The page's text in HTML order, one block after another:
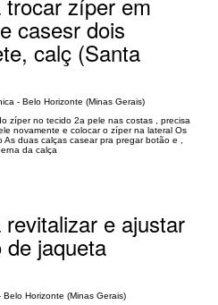
casesr dois
calç (Santa
- Belo Horizonte (Minas Gerais)
zíper no tecido 2a pele nas costas , precisa
novamente e colocar o zíper na lateral Os
duas calças casear pra pregar botão e ,
da calça
e ajustar
de jaqueta
Horizonte (Minas Gerais)